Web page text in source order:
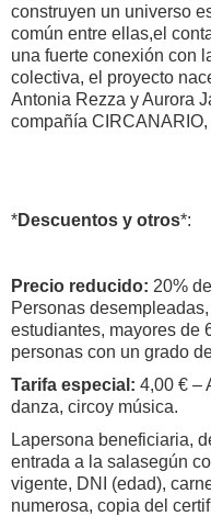
construyen un universo
común entre ellas,el
una fuerte conexión con
colectiva, el proyecto
Antonia Rezza y Aurora
compañía
*Descuentos y otros*:
Precio reducido: 20%
Personas
estudiantes, mayores de
personas con un grado
Tarifa especial: 4,00 € –
danza, circoy música.
Lapersona beneficiaria,
entrada a la salasegún
vigente, DNI (edad),
numerosa, copia del